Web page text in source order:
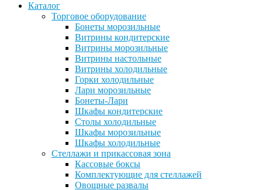
Каталог
Торговое оборудование
Бонеты морозильные
Витрины кондитерские
Витрины морозильные
Витрины настольные
Витрины холодильные
Горки холодильные
Лари морозильные
Бонеты-Лари
Шкафы кондитерские
Столы холодильные
Шкафы морозильные
Шкафы холодильные
Стеллажи и прикассовая зона
Кассовые боксы
Комплектующие для стеллажей
Овощные развалы